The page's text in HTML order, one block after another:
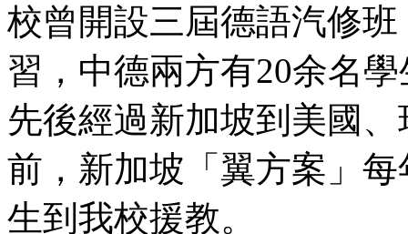
校曾開設三屆德語汽修
習，中德兩方有20余名
先後經過新加坡到美國
前，新加坡「翼方案」
生到我校援教。